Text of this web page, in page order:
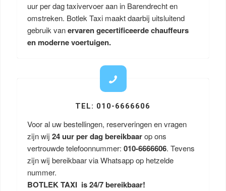
uur per dag taxivervoer aan in Barendrecht en
omstreken. Botlek Taxi maakt daarbij uitsluitend
gebruik vanervaren gecertificeerde chauffeurs
en moderne voertuigen.
TEL: 010-6666606
Voor al uw bestellingen, reserveringen en vragen
zijn wij 24 uur per dag bereikbaarop ons
vertrouwde telefoonnummer: 010-6666606. Tevens
zijn wij bereikbaar via Whatsapp op hetzelde
nummer.
BOTLEK TAXI is 24/7 bereikbaar!